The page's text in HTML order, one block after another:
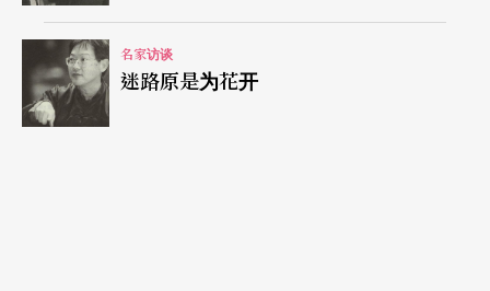
对于通俗歌曲，我是「有条件」地喜爱。充斥市面
上的大部分商业化、千篇一律的香颂，令我避之唯
恐不及；对于极少数有灵性、有诗意的曲子或作曲
家，我倒是颇感兴趣。例如刚去世不久的特雷内（C
名家访谈
迷路原是为花开